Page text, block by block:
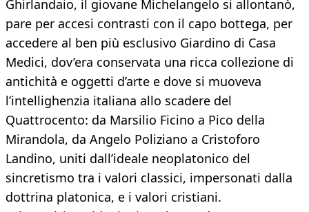
Ghirlandaio, il giovane Michelangelo si allontanò,
pare per accesi contrasti con il capo bottega, per
accedere al ben più esclusivo Giardino di Casa
Medici, dov’era conservata una ricca collezione di
antichità e oggetti d’arte e dove si muoveva
l’intellighenzia italiana allo scadere del
Quattrocento: da Marsilio Ficino a Pico della
Mirandola, da Angelo Poliziano a Cristoforo
Landino, uniti dall’ideale neoplatonico del
sincretismo tra i valori classici, impersonati dalla
dottrina platonica, e i valori cristiani.